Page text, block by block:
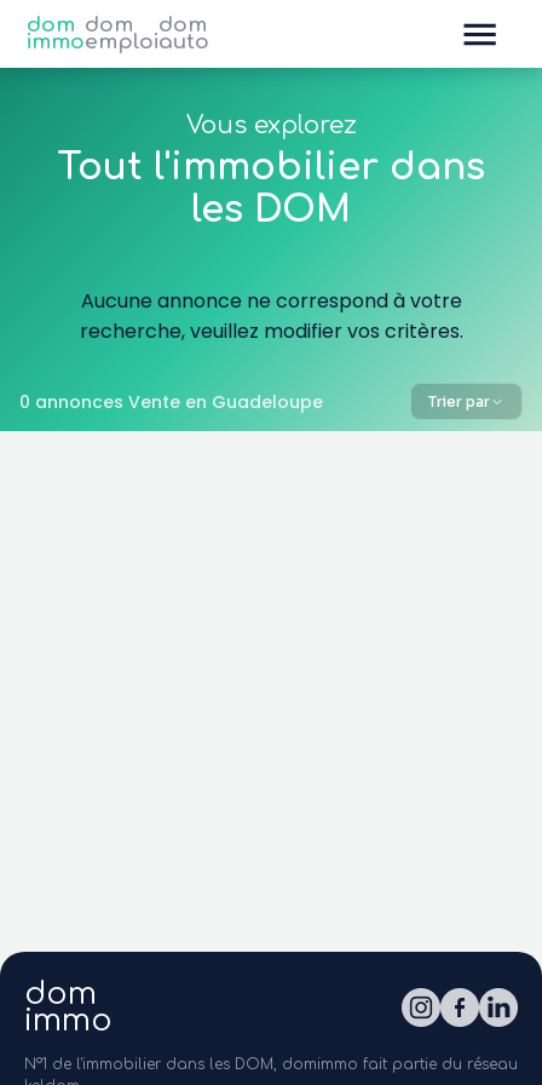
dom
immo
dom
emploi
dom
auto
Vous explorez
Tout l'immobilier dans
les DOM
Aucune annonce ne correspond à votre
recherche, veuillez modifier vos critères.
0 annonces Vente en Guadeloupe Trier par
dom
immo
N°1 de l'immobilier dans les DOM, domimmo fait partie du réseau